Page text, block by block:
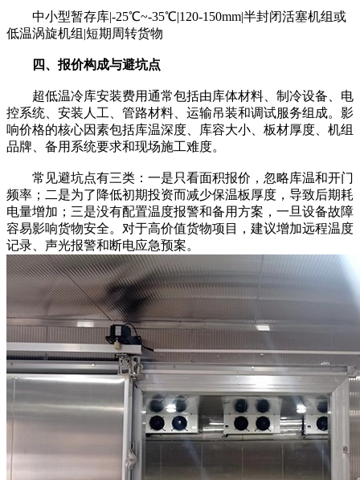
中小型暂存库|-25℃~-35℃|120-150mm|半封闭活塞机组或
低温涡旋机组|短期周转货物
四、报价构成与避坑点
超低温冷库安装费用通常包括由库体材料、制冷设备、电
控系统、安装人工、管路材料、运输吊装和调试服务组成。影
响价格的核心因素包括库温深度、库容大小、板材厚度、机组
品牌、备用系统要求和现场施工难度。
常见避坑点有三类：一是只看面积报价，忽略库温和开门
频率；二是为了降低初期投资而减少保温板厚度，导致后期耗
电量增加；三是没有配置温度报警和备用方案，一旦设备故障
容易影响货物安全。对于高价值货物项目，建议增加远程温度
记录、声光报警和断电应急预案。